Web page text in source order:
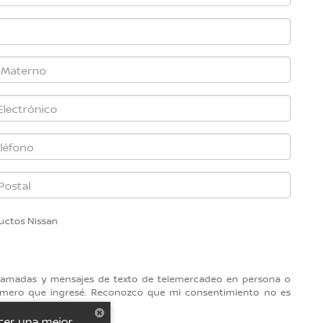
Nissan
y mensajes de texto de telemercadeo en persona o
que ingresé. Reconozco que mi consentimiento no es